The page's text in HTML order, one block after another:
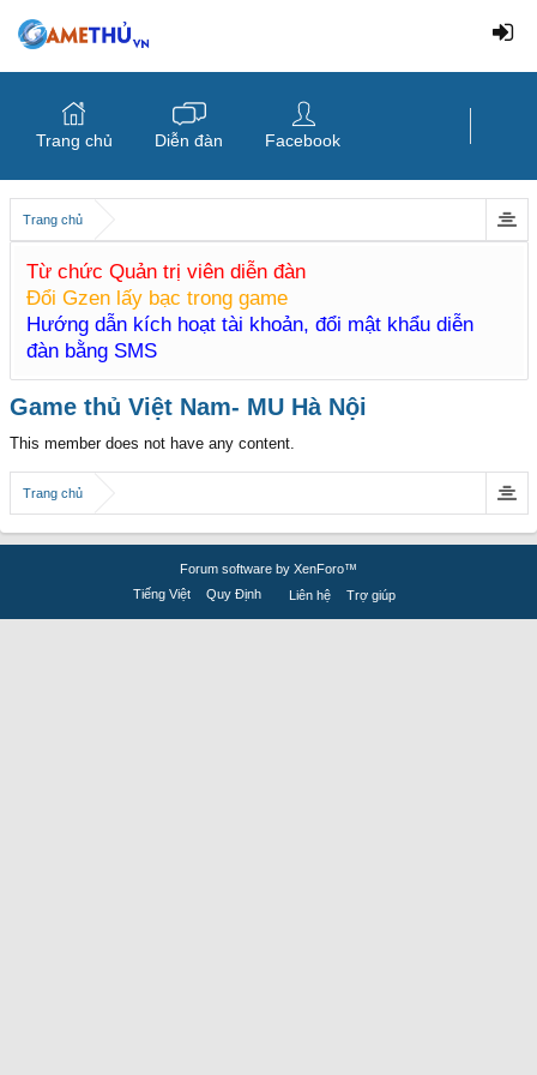
Trang chủ
Từ chức Quản trị viên diễn đàn
Đổi Gzen lấy bạc trong game
Hướng dẫn kích hoạt tài khoản, đổi mật khẩu diễn
đàn bằng SMS
Game thủ Việt Nam- MU Hà Nội
This member does not have any content.
Trang chủ
Trang chủ Diễn đàn Facebook
Forum software by XenForo™
Tiếng Việt
Quy Định Liên hệ Trợ giúp